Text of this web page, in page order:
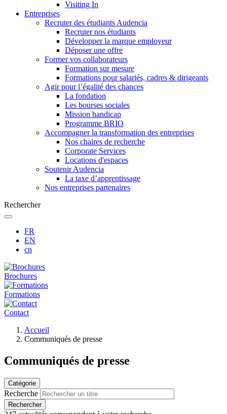
Visiting In
Entreprises
Recruter des étudiants Audencia
Recruter nos étudiants
Développer la marque employeur
Déposer une offre
Former vos collaborateurs
Formation sur mesure
Formations pour salariés, cadres & dirigeants
Agir pour l’égalité des chances
La fondation
Les bourses sociales
Mission handicap
Programme BRIO
Accompagner la transformation des entreprises
Nos chaires de recherche
Corporate Services
Locations d'espaces
Soutenir Audencia
La taxe d’apprentissage
Nos entreprises partenaires
Rechercher
FR
EN
cn
Brochures
Formations
Contact
d'Ariane
Accueil
Communiqués de presse
Communiqués de presse
Catégorie
Recherche
Rechercher